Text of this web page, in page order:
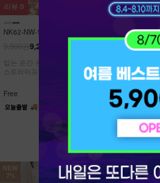
NK62-NW-11/유포니 반팔+반바지 홈웨
9,210원
입는 순간 편안함이 달라지는 캡내장
스트라이프 홈웨어 SET
Free
리뷰 0
NEW
7%